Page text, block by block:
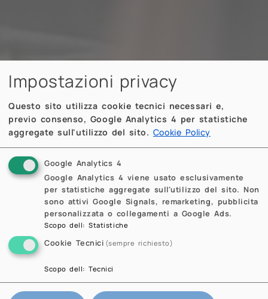
Impostazioni privacy
Questo sito utilizza cookie tecnici necessari e,
previo consenso, Google Analytics 4 per statistiche
aggregate sull'utilizzo del sito. Cookie Policy
Google Analytics 4
Google Analytics 4 viene usato esclusivamente
per statistiche aggregate sull'utilizzo del sito. Non
sono attivi Google Signals, remarketing, pubblicita
personalizzata o collegamenti a Google Ads.
Scopo dell:Statistiche
Cookie Tecnici (sempre richiesto)
Scopo dell:Tecnici